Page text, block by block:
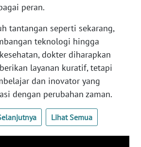
peran.
tantangan seperti sekarang,
teknologi hingga
dokter diharapkan
layanan kuratif, tetapi
dan inovator yang
dengan perubahan zaman.
Lihat Semua